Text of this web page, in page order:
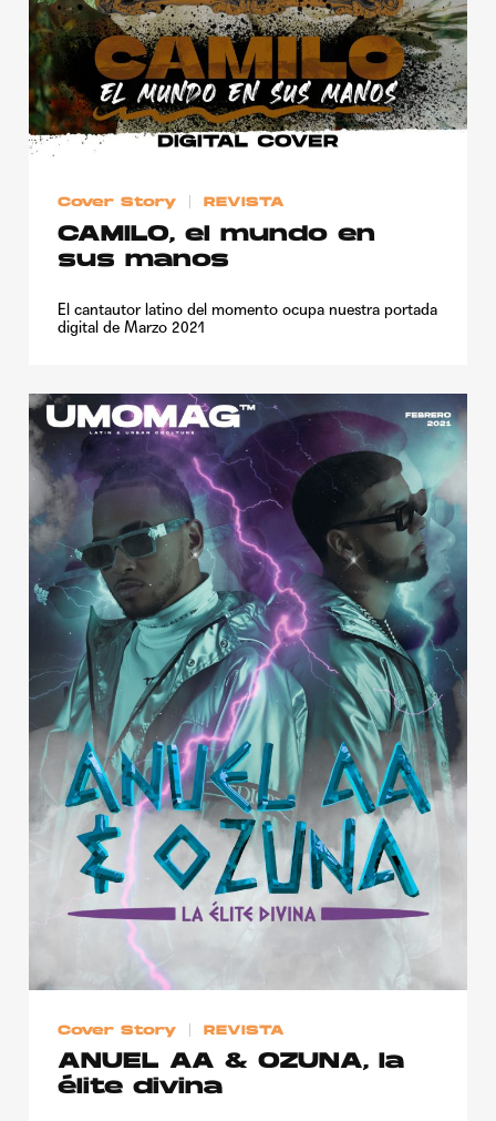
Cover Story REVISTA
CAMILO, el mundo en
sus manos
El cantautor latino del momento ocupa nuestra portada
digital de Marzo 2021
Cover Story REVISTA
ANUEL AA & OZUNA, la
élite divina